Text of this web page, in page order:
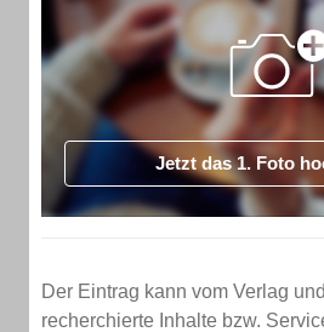
Jetzt das 1. Foto
Der Eintrag kann vom Verlag
recherchierte Inhalte bzw.